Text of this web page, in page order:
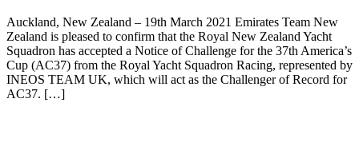
Auckland, New Zealand – 19th March 2021 Emirates Team New
Zealand is pleased to confirm that the Royal New Zealand Yacht
Squadron has accepted a Notice of Challenge for the 37th America’s
Cup (AC37) from the Royal Yacht Squadron Racing, represented by
INEOS TEAM UK, which will act as the Challenger of Record for
AC37. […]